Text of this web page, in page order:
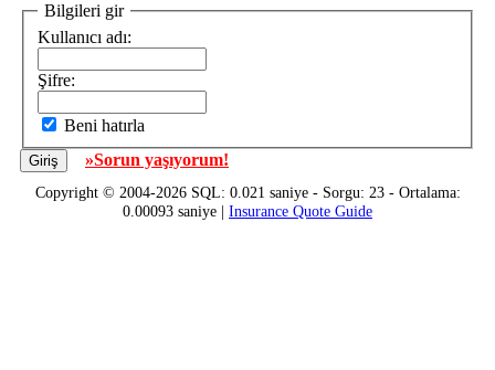
Bilgileri gir
Kullanıcı adı:
Şifre:
Beni hatırla
»Sorun yaşıyorum!
Copyright © 2004-2026 SQL: 0.021 saniye - Sorgu: 23 - Ortalama:
0.00093 saniye | Insurance Quote Guide